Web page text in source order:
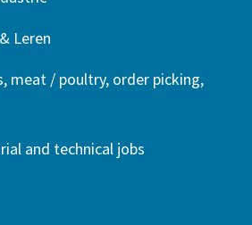
Leren
meat / poultry, order picking,
and technical jobs